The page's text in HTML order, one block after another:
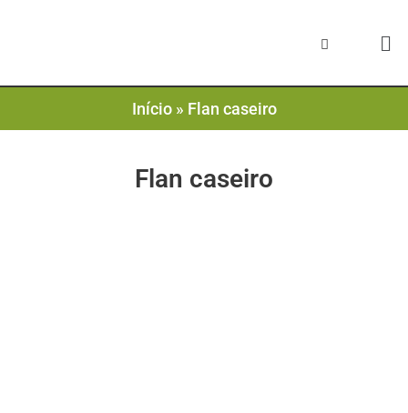
Início» Flan caseiro
Flan caseiro